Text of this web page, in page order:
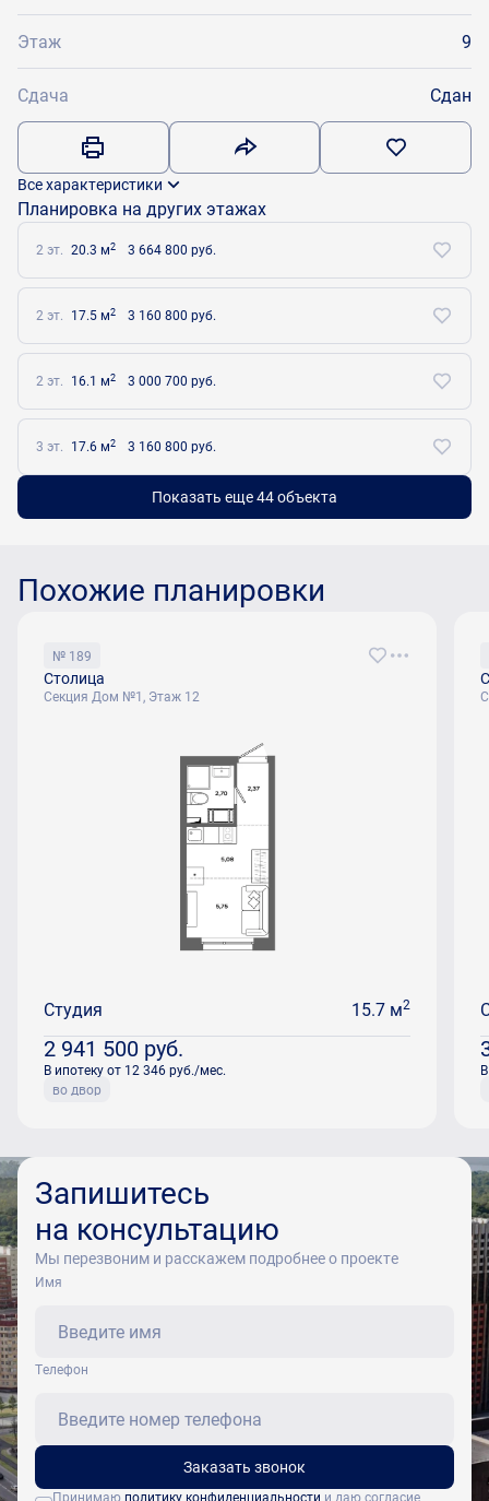
Этаж 9
Сдача Сдан
Все характеристики
Планировка на других этажах
2 эт. 20.3 м2 3 664 800 руб.
2 эт. 17.5 м2 3 160 800 руб.
2 эт. 16.1 м2 3 000 700 руб.
3 эт. 17.6 м2 3 160 800 руб.
Показать еще 44 объектa
Похожие планировки
№ 189
Столица
Секция Дом №1, Этаж 12
Студия 15.7 м2
2 941 500 руб.
В ипотеку от 12 346 руб./мес.
во двор
Запишитесь
на консультацию
Мы перезвоним и расскажем подробнее о проекте
Имя
Tелефон
Заказать звонок
Принимаю политику конфиденциальности и даю согласие